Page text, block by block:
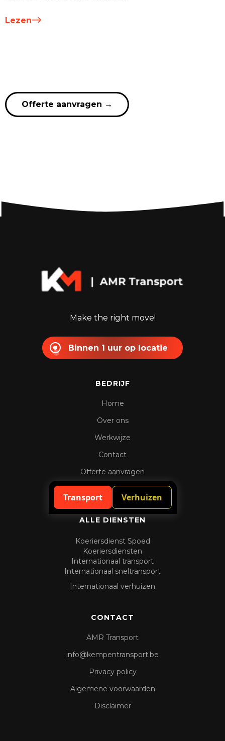
Lezen
Offerte aanvragen →
Make the right move!
Binnen 1 uur op locatie
BEDRIJF
Home
Over ons
Werkwijze
Contact
Offerte aanvragen
Spoedaanvraag
ALLE DIENSTEN
Koeriersdienst Spoed
Koeriersdiensten
Internationaal transport
Internationaal sneltransport
Internationaal verhuizen
CONTACT
AMR Transport
info@kempentransport.be
Privacy policy
Algemene voorwaarden
Disclaimer
Transport Verhuizen